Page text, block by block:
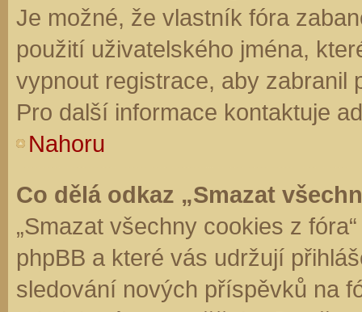
Je možné, že vlastník fóra
použití uživatelského jména,
vypnout registrace, aby zabranil
Pro další informace kontaktuje
Nahoru
Co dělá odkaz „Smazat
„Smazat všechny cookies z
phpBB a které vás udržují
sledování nových příspěvků na